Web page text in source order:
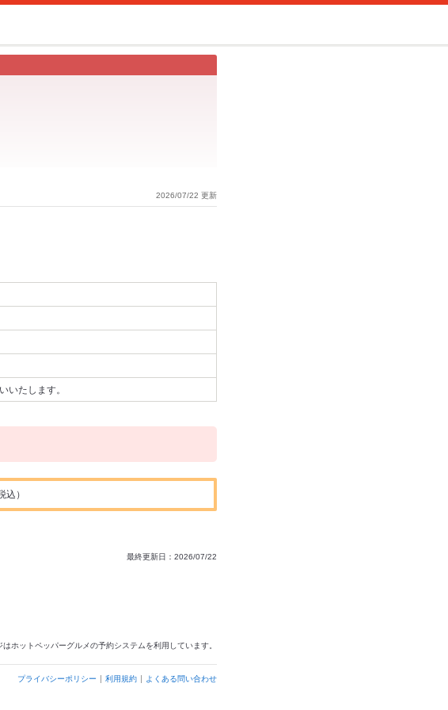
2026/07/22 更新
いたします。
）
最終更新日：2026/07/22
はホットペッパーグルメの予約システムを利用しています。
プライバシーポリシー 利用規約 よくある問い合わせ